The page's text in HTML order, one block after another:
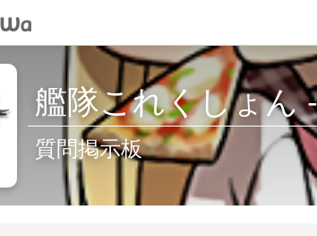
艦隊これくしょん
質問掲示板